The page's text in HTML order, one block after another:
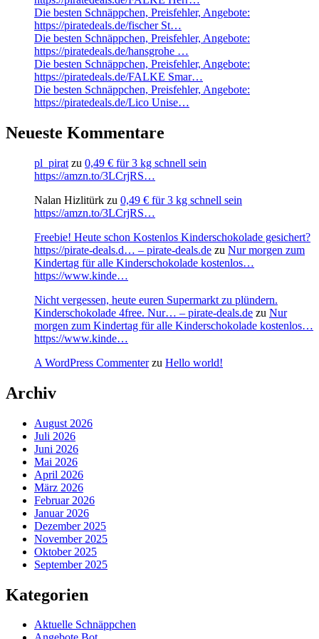
Die besten Schnäppchen, Preisfehler, Angebote:
https://piratedeals.de/fischer St…
Die besten Schnäppchen, Preisfehler, Angebote:
https://piratedeals.de/hansgrohe …
Die besten Schnäppchen, Preisfehler, Angebote:
https://piratedeals.de/FALKE Smar…
Die besten Schnäppchen, Preisfehler, Angebote:
https://piratedeals.de/Lico Unise…
Neueste Kommentare
pl_pirat zu 0,49 € für 3 kg schnell sein
https://amzn.to/3LCrjRS…
Nalan Hizlitürk zu 0,49 € für 3 kg schnell sein
https://amzn.to/3LCrjRS…
Freebie! Heute schon Kostenlos Kinderschokolade gesichert?
https://pirate-deals.d… – pirate-deals.de zu Nur morgen zum
Kindertag für alle Kinderschokolade kostenlos…
https://www.kinde…
Nicht vergessen, heute euren Supermarkt zu plündern.
Kinderschokolade 4free. Nur… – pirate-deals.de zu Nur
morgen zum Kindertag für alle Kinderschokolade kostenlos…
https://www.kinde…
A WordPress Commenterzu Hello world!
Archiv
August 2026
Juli 2026
Juni 2026
Mai 2026
April 2026
März 2026
Februar 2026
Januar 2026
Dezember 2025
November 2025
Oktober 2025
September 2025
Kategorien
Aktuelle Schnäppchen